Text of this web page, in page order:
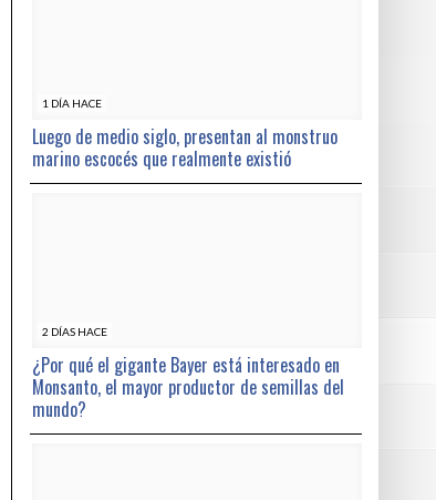
1 DÍA HACE
Luego de medio siglo, presentan al monstruo
marino escocés que realmente existió
2 DÍAS HACE
¿Por qué el gigante Bayer está interesado en
Monsanto, el mayor productor de semillas del
mundo?